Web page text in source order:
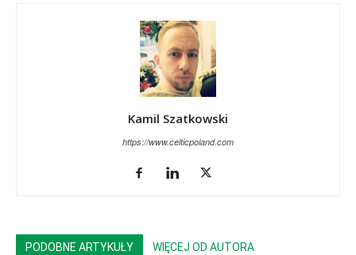
Kamil Szatkowski
https://www.celticpoland.com
PODOBNE ARTYKUŁY WIĘCEJ OD AUTORA